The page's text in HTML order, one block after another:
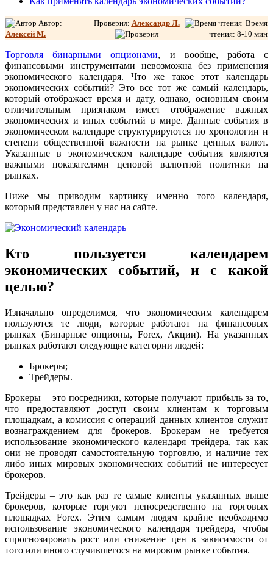
Автор:
Алексей М.
Проверил: Александр Л.
Время
чтения: 8-10 мин
Торговля бинарными опционами, и вообще, работа с
финансовыми инструментами невозможна без применения
экономического календаря. Что же такое этот календарь
экономических событий? Это все тот же самый календарь,
который отображает время и дату, однако, основным своим
отличительным признаком имеет отображение важных
экономических и иных событий в мире. Данные события в
экономическом календаре структурируются по хронологии и
степени общественной важности на рынке ценных валют.
Указанные в экономическом календаре события являются
важными показателями ценовой валютной политики на
рынках.
Ниже мы приводим картинку именно того календаря,
который представлен у нас на сайте.
Кто пользуется календарем
экономических событий, и с какой
целью?
Изначально определимся, что экономическим календарем
пользуются те люди, которые работают на финансовых
рынках (Бинарные опционы, Forex, Акции). На указанных
рынках работают следующие категории людей:
Брокеры;
Трейдеры.
Брокеры – это посредники, которые получают прибыль за то,
что предоставляют доступ своим клиентам к торговым
площадкам, а комиссия с операций данных клиентов служит
вознаграждением для брокеров. Брокерам не требуется
использование экономического календаря трейдера, так как
они не проводят самостоятельную торговлю, и наличие тех
либо иных мировых экономических событий не интересует
брокеров.
Трейдеры – это как раз те самые клиенты указанных выше
брокеров, которые торгуют непосредственно на торговых
площадках Forex. Этим самым людям крайне необходимо
использование экономического календаря трейдера,
чтобы
спрогнозировать рост или снижение цен в зависимости от
того или иного случившегося на мировом рынке события.